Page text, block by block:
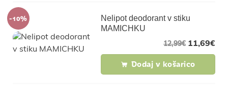
-10%
Nelipot deodorant v stiku
MAMICHKU
11,69€
12,99€
Dodaj v košarico